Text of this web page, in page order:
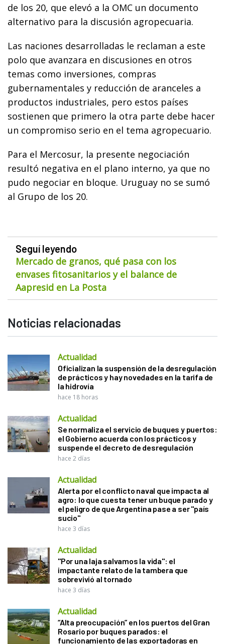
de los 20, que elevó a la OMC un documento
alternativo para la discusión agropecuaria.
Las naciones desarrolladas le reclaman a este
polo que avanzara en discusiones en otros
temas como inversiones, compras
gubernamentales y reducción de aranceles a
productos industriales, pero estos países
sostienen que primero la otra parte debe hacer
un compromiso serio en el tema agropecuario.
Para el Mercosur, la presente negociación
resultó negativa en el plano interno, ya que no
pudo negociar en bloque. Uruguay no se sumó
al Grupo de los 20.
Seguí leyendo
Mercado de granos, qué pasa con los
envases fitosanitarios y el balance de
Aapresid en La Posta
Noticias relacionadas
Actualidad
Oficializan la suspensión de la desregulación
de prácticos y hay novedades en la tarifa de
la hidrovía
hace 18 horas
Actualidad
Se normaliza el servicio de buques y puertos:
el Gobierno acuerda con los prácticos y
suspende el decreto de desregulación
hace 2 días
Actualidad
Alerta por el conflicto naval que impacta al
agro: lo que cuesta tener un buque parado y
el peligro de que Argentina pase a ser "país
sucio"
hace 3 días
Actualidad
"Por una laja salvamos la vida": el
impactante relato de la tambera que
sobrevivió al tornado
hace 3 días
Actualidad
“Alta preocupación” en los puertos del Gran
Rosario por buques parados: el
funcionamiento de las exportadoras en